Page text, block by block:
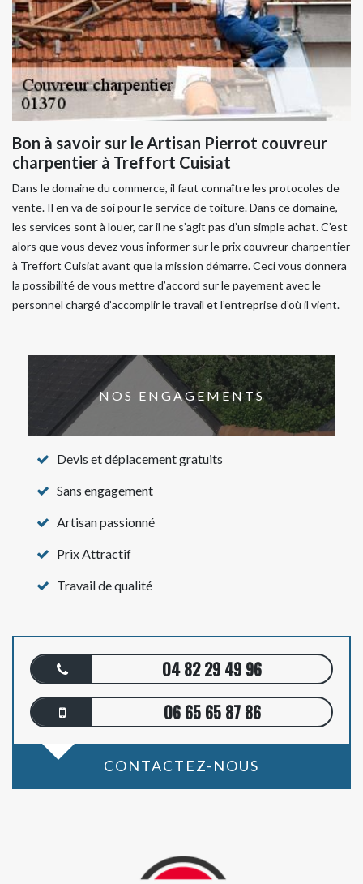
Bon à savoir sur le Artisan Pierrot couvreur
charpentier à Treffort Cuisiat
Dans le domaine du commerce, il faut connaître les protocoles de
vente. Il en va de soi pour le service de toiture. Dans ce domaine,
les services sont à louer, car il ne s’agit pas d’un simple achat. C’est
alors que vous devez vous informer sur le prix couvreur charpentier
à Treffort Cuisiat avant que la mission démarre. Ceci vous donnera
la possibilité de vous mettre d’accord sur le payement avec le
personnel chargé d’accomplir le travail et l’entreprise d’où il vient.
NOS ENGAGEMENTS
Devis et déplacement gratuits
Sans engagement
Artisan passionné
Prix Attractif
Travail de qualité
04 82 29 49 96
06 65 65 87 86
CONTACTEZ-NOUS